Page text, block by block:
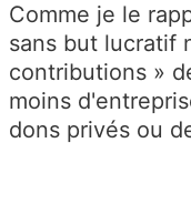
Comme je le
sans but lucratif
contributions »
moins
dons privés ou